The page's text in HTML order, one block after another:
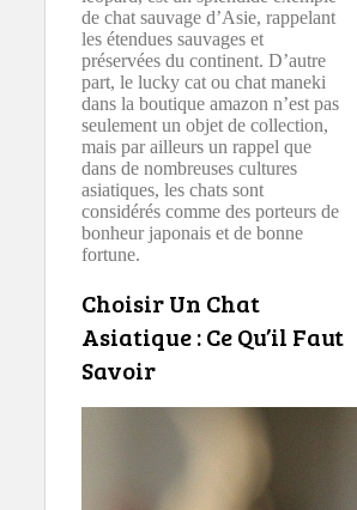
de chat sauvage d’Asie, rappelant
les étendues sauvages et
préservées du continent. D’autre
part, le lucky cat ou chat maneki
dans la boutique amazon n’est pas
seulement un objet de collection,
mais par ailleurs un rappel que
dans de nombreuses cultures
asiatiques, les chats sont
considérés comme des porteurs de
bonheur japonais et de bonne
fortune.
Choisir Un Chat
Asiatique : Ce Qu’il Faut
Savoir